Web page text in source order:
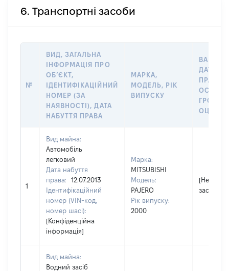
6. Транспортні засоби
№
ВИД, ЗАГАЛЬНА
ІНФОРМАЦІЯ ПРО
ОБʼЄКТ,
ІДЕНТИФІКАЦІЙНИЙ
НОМЕР (ЗА
НАЯВНОСТІ), ДАТА
НАБУТТЯ ПРАВА
МАРКА,
МОДЕЛЬ, РІК
ВИПУСКУ
ДАТУ
ПРАВА
1
Вид майна:
Автомобіль
легковий
Дата набуття
права:
12.07.2013
Ідентифікаційний
номер (VIN-код,
номер шасі):
[Конфіденційна
інформація]
Марка:
MITSUBISHI
Модель:
PAJERO
Рік випуску:
2000
[Не
Вид майна:
Водний засіб